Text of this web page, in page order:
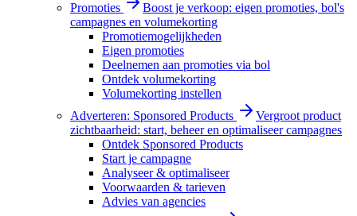
Promoties
Boost je verkoop: eigen promoties, bol's
campagnes en volumekorting
Promotiemogelijkheden
Eigen promoties
Deelnemen aan promoties via bol
Ontdek volumekorting
Volumekorting instellen
Adverteren: Sponsored Products
Vergroot product
zichtbaarheid: start, beheer en optimaliseer campagnes
Ontdek Sponsored Products
Start je campagne
Analyseer & optimaliseer
Voorwaarden & tarieven
Advies van agencies